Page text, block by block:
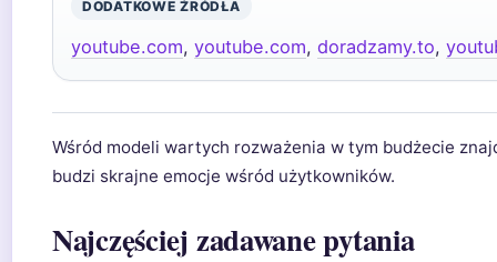
DODATKOWE ŹRÓDŁA
youtube.com, youtube.com, doradzamy.to,
Wśród modeli wartych rozważenia w tym budżecie
budzi skrajne emocje wśród użytkowników.
Najczęściej zadawane pytania